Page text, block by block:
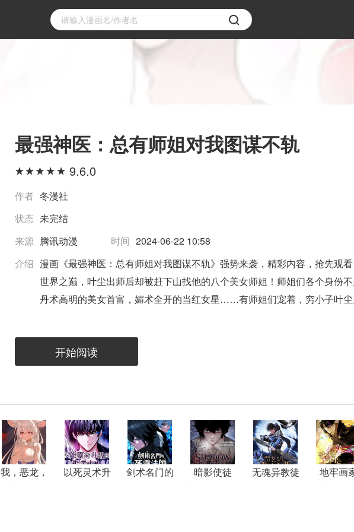
最强神医：总有师姐对我图谋不轨
9.6.0
作者 冬漫社
状态 未完结
来源 腾讯动漫 时间 2024-06-22 10:58
介绍 漫画《最强神医：总有师姐对我图谋不轨》强势来袭，精彩内容，抢先观
世界之巅，叶尘出师后却被赶下山找他的八个美女师姐！师姐们各个身份
丹术高明的美女首富，媚术全开的当红女星……有师姐们宠着，穷小子叶尘
开始阅读
我，恶龙，
以死灵术升
剑术名门的
暗影使徒
无魂异教徒
地牢画